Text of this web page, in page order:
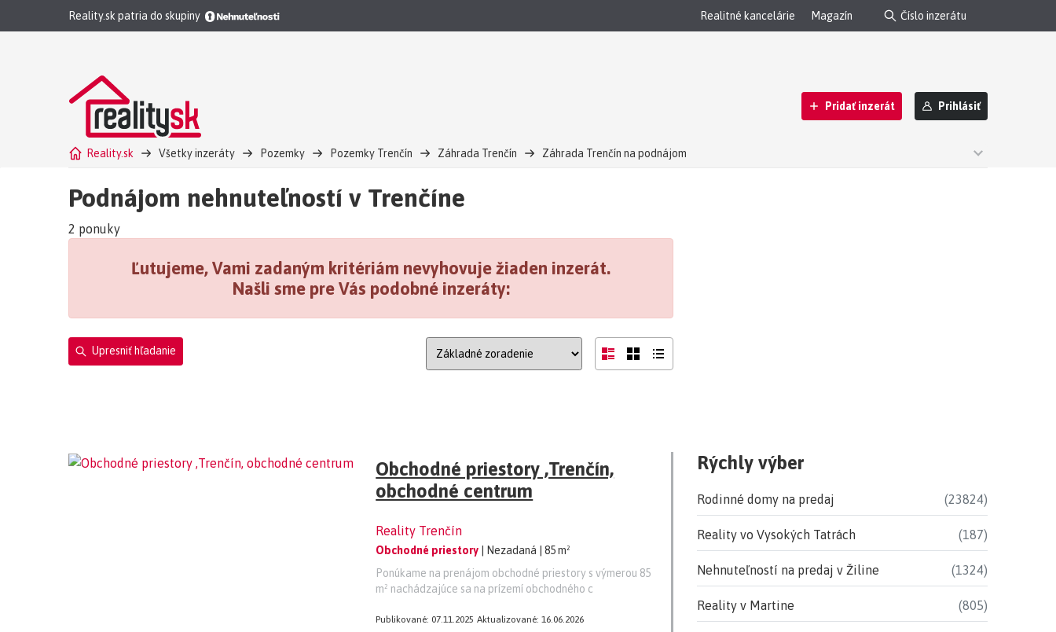
Reality.sk patria do skupiny Realitné kancelárie Magazín
Pridať inzerát Prihlásiť
Reality.sk Všetky inzeráty Pozemky Pozemky Trenčín Záhrada Trenčín Záhrada Trenčín na podnájom
Podnájom nehnuteľností v Trenčíne
2 ponuky
Ľutujeme, Vami zadaným kritériám nevyhovuje žiaden inzerát.
Našli sme pre Vás podobné inzeráty:
Upresniť hľadanie
Obchodné priestory ,Trenčín,
obchodné centrum
Reality Trenčín
Obchodné priestory | Nezadaná
| 85 m²
Ponúkame na prenájom obchodné priestory s výmerou 85
m² nachádzajúce sa na prízemí obchodného c
Publikované: 07.11.2025 Aktualizované: 16.06.2026
Rýchly výber
Rodinné domy na predaj (23824)
Reality vo Vysokých Tatrách (187)
Nehnuteľností na predaj v Žiline (1324)
Reality v Martine (805)